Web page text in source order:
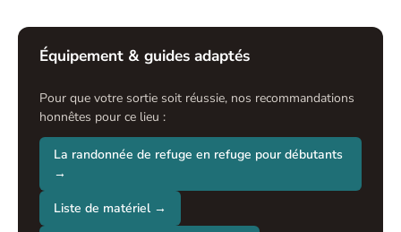
Équipement & guides adaptés
Pour que votre sortie soit réussie, nos recommandations
honnêtes pour ce lieu :
La randonnée de refuge en refuge pour débutants
→
Liste de matériel →